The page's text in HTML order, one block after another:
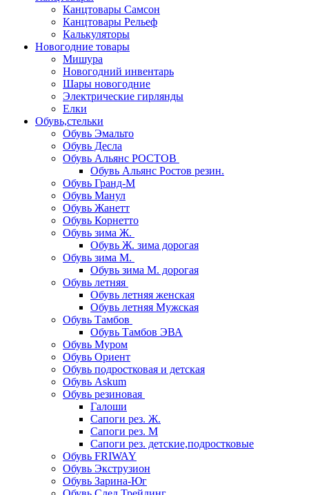
Канцтовары Самсон
Канцтовары Рельеф
Калькуляторы
Новогодние товары
Мишура
Новогодний инвентарь
Шары новогодние
Электрические гирлянды
Елки
Обувь,стельки
Обувь Эмальто
Обувь Десла
Обувь Альянс РОСТОВ
Обувь Альянс Ростов резин.
Обувь Гранд-М
Обувь Манул
Обувь Жанетт
Обувь Корнетто
Обувь зима Ж.
Обувь Ж. зима дорогая
Обувь зима М.
Обувь зима М. дорогая
Обувь летняя
Обувь летняя женская
Обувь летняя Мужская
Обувь Тамбов
Обувь Тамбов ЭВА
Обувь Муром
Обувь Ориент
Обувь подростковая и детская
Обувь Askum
Обувь резиновая
Галоши
Сапоги рез. Ж.
Сапоги рез. М
Сапоги рез. детские,подростковые
Обувь FRIWAY
Обувь Экструзион
Обувь Зарина-Юг